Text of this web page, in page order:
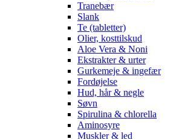
Tranebær
Slank
Te (tabletter)
Olier, kosttilskud
Aloe Vera & Noni
Ekstrakter & urter
Gurkemeje & ingefær
Fordøjelse
Hud, hår & negle
Søvn
Spirulina & chlorella
Aminosyre
Muskler & led